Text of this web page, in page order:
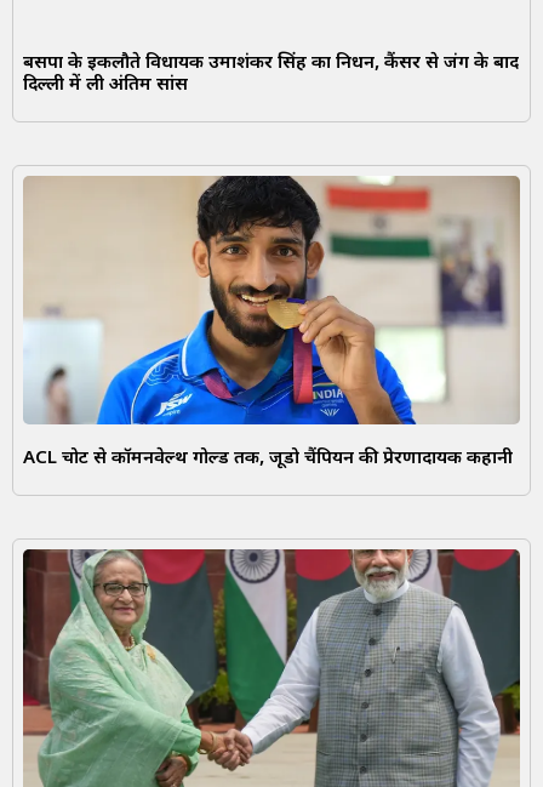
बसपा के इकलौते विधायक उमाशंकर सिंह का निधन, कैंसर से जंग के बाद
दिल्ली में ली अंतिम सांस
ACL चोट से कॉमनवेल्थ गोल्ड तक, जूडो चैंपियन की प्रेरणादायक कहानी